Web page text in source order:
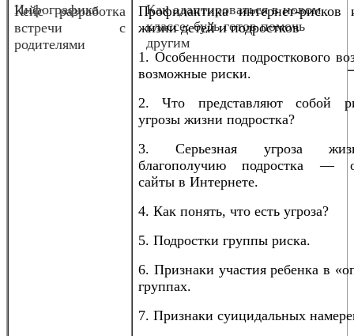
Инфографика
Как адаптироваться в новом
классе: будь готов помочь
другим
Кейс разработка
встречи с
родителями
Профилактика интернет-рисков
жизни детей и подростков
1. Особенности подросткового
возможные риски.
2. Что представляют собой
угрозы жизни подростка?
3. Серьезная угроза
благополучию подростка —
сайты в Интернете.
4. Как понять, что есть угроза?
5. Подростки группы риска.
6. Признаки участия ребенка в
группах.
7. Признаки суицидальных